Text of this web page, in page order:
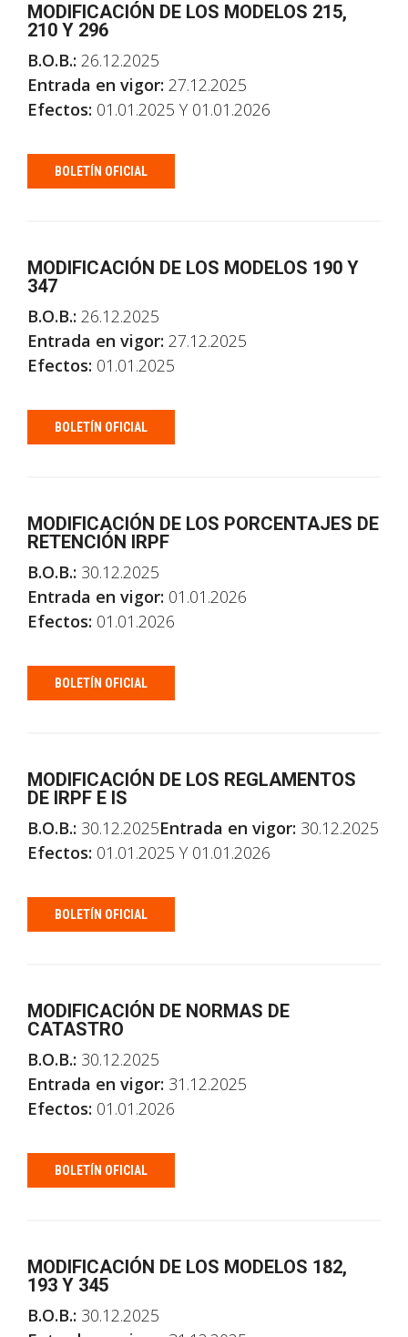
MODIFICACIÓN DE LOS MODELOS 215,
210 Y 296
B.O.B.: 26.12.2025
Entrada en vigor: 27.12.2025
Efectos: 01.01.2025 Y 01.01.2026
BOLETÍN OFICIAL
MODIFICACIÓN DE LOS MODELOS 190 Y
347
B.O.B.: 26.12.2025
Entrada en vigor: 27.12.2025
Efectos: 01.01.2025
BOLETÍN OFICIAL
MODIFICACIÓN DE LOS PORCENTAJES DE
RETENCIÓN IRPF
B.O.B.: 30.12.2025
Entrada en vigor: 01.01.2026
Efectos: 01.01.2026
BOLETÍN OFICIAL
MODIFICACIÓN DE LOS REGLAMENTOS
DE IRPF E IS
B.O.B.: 30.12.2025Entrada en vigor: 30.12.2025
Efectos: 01.01.2025 Y 01.01.2026
BOLETÍN OFICIAL
MODIFICACIÓN DE NORMAS DE
CATASTRO
B.O.B.: 30.12.2025
Entrada en vigor: 31.12.2025
Efectos: 01.01.2026
BOLETÍN OFICIAL
MODIFICACIÓN DE LOS MODELOS 182,
193 Y 345
B.O.B.: 30.12.2025